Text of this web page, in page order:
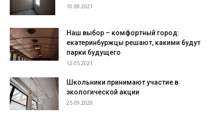
10.08.2021
Наш выбор – комфортный город:
екатеринбуржцы решают, какими будут
парки будущего
12.05.2021
Школьники принимают участие в
экологической акции
25.09.2020